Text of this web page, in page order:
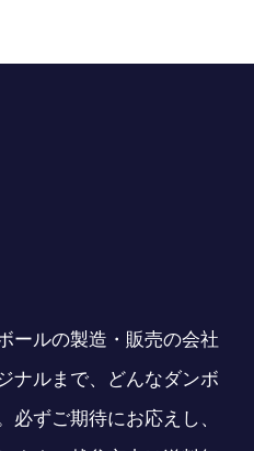
ールの製造・販売の会社
ナルまで、どんなダンボ
ずご期待にお応えし、